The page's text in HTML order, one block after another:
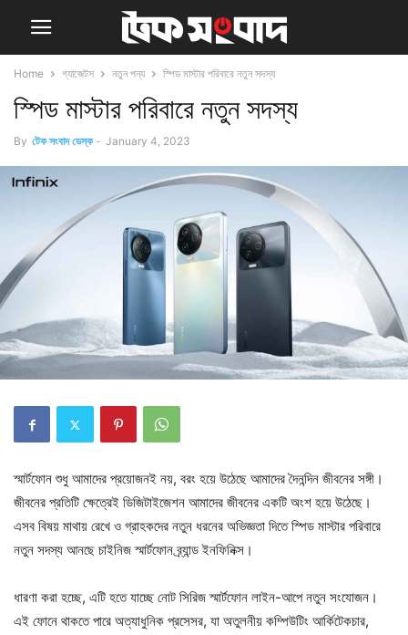
Home গ্যাজেটস নতুন পন্য স্পিড মাস্টার পরিবারে নতুন সদস্য
স্পিড মাস্টার পরিবারে নতুন সদস্য
By টেক সংবাদ ডেস্ক - January 4, 2023
স্মার্টফোন শুধু আমাদের প্রয়োজনই নয়, বরং হয়ে উঠেছে আমাদের দৈনন্দিন জীবনের সঙ্গী।
জীবনের প্রতিটি ক্ষেত্রেই ডিজিটাইজেশন আমাদের জীবনের একটি অংশ হয়ে উঠেছে।
এসব বিষয় মাথায় রেখে ও গ্রাহকদের নতুন ধরনের অভিজ্ঞতা দিতে স্পিড মাস্টার পরিবারে
নতুন সদস্য আনছে চাইনিজ স্মার্টফোন ব্র্যান্ড ইনফিনিক্স।
ধারণা করা হচ্ছে, এটি হতে যাচ্ছে নোট সিরিজ স্মার্টফোন লাইন-আপে নতুন সংযোজন।
এই ফোনে থাকতে পারে অত্যাধুনিক প্রসেসর, যা অতুলনীয় কম্পিউটিং আর্কিটেকচার,